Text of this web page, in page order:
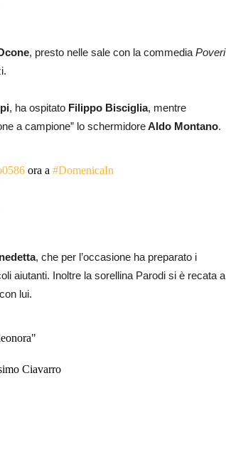
, presto nelle sale con la commedia Poveri
, ha ospitato Filippo Bisciglia, mentre
a campione” lo schermidoreAldo Montano.
ora a #DomenicaIn
, che per l’occasione ha preparato i
aiutanti. Inoltre la sorellina Parodi si è recata a
lui.
Ciavarro